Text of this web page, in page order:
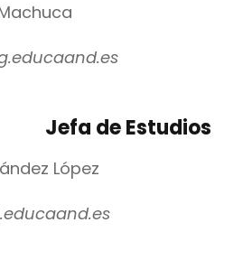
Jefa de Estudios
López